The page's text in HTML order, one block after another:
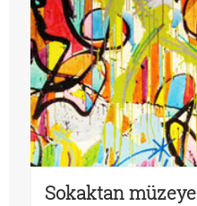
Sokaktan müzeye